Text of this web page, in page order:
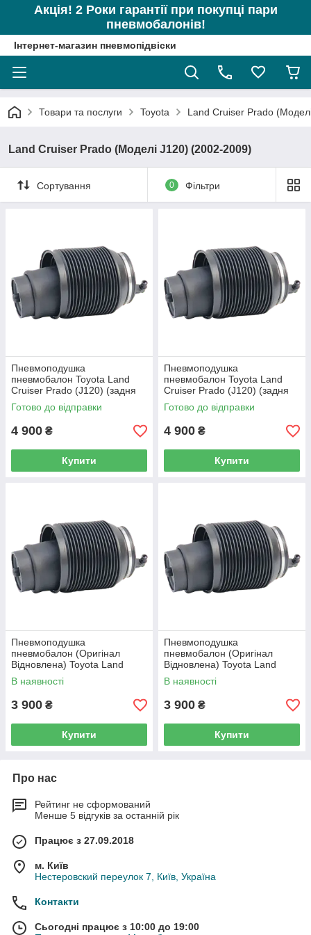
Акція! 2 Роки гарантії при покупці пари
пневмобалонів!
Інтернет-магазин пневмопідвіски
Товари та послуги Toyota Land Cruiser Prado
Land Cruiser Prado (Моделі J120) (2002-2009)
Сортування 0 Фільтри
Пневмоподушка
пневмобалон Toyota Land
Cruiser Prado (J120) (задня
ліва)
Готово до відправки
4 900 ₴
Купити
Пневмоподушка
пневмобалон Toyota Land
Cruiser Prado (J120) (задня
права)
Готово до відправки
4 900 ₴
Купити
Пневмоподушка
пневмобалон (Оригінал
Відновлена) Toyota Land
Cruiser Prado (J120) (задній
лівий)
В наявності
3 900 ₴
Купити
Пневмоподушка
пневмобалон (Оригінал
Відновлена) Toyota Land
Cruiser Prado (J120) (задня
права)
В наявності
3 900 ₴
Купити
Про нас
Рейтинг не сформований
Менше 5 відгуків за останній рік
Працює з 27.09.2018
м. Київ
Нестеровский переулок 7, Київ, Україна
Контакти
Сьогодні працює з 10:00 до 19:00